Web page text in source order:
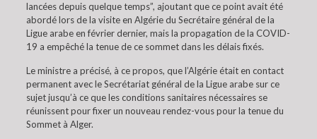
lancées depuis quelque temps”, ajoutant que ce point avait été
abordé lors de la visite en Algérie du Secrétaire général de la
Ligue arabe en février dernier, mais la propagation de la COVID-
19 a empêché la tenue de ce sommet dans les délais fixés.
Le ministre a précisé, à ce propos, que l’Algérie était en contact
permanent avec le Secrétariat général de la Ligue arabe sur ce
sujet jusqu’à ce que les conditions sanitaires nécessaires se
réunissent pour fixer un nouveau rendez-vous pour la tenue du
Sommet à Alger.